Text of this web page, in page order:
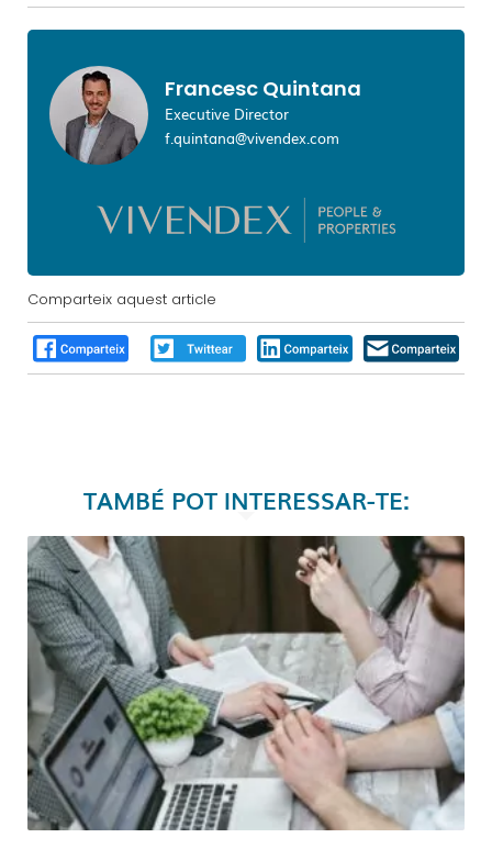
Francesc Quintana
Executive Director
f.quintana@vivendex.com
Comparteix aquest article
TAMBÉ POT INTERESSAR-TE: